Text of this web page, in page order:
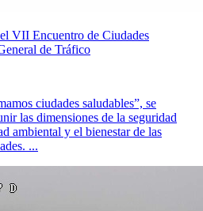
VII Encuentro de Ciudades
de Tráfico
ciudades saludables”, se
las dimensiones de la seguridad
ambiental y el bienestar de las
...